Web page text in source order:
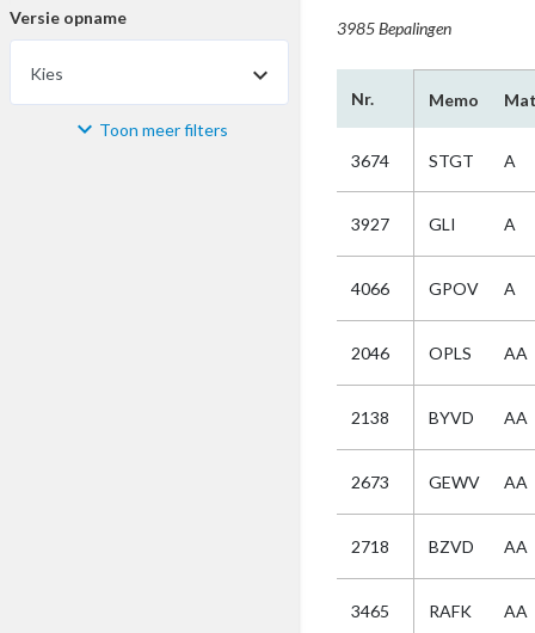
Versie opname
Kies
Materiaal Toon meer filters
3985 Bepalingen
Nr. Memo
3674 STGT A
3927 GLI A
4066 GPOV A
2046 OPLS AA
2138 BYVD AA
2673 GEWV AA
2718 BZVD AA
3465 RAFK AA